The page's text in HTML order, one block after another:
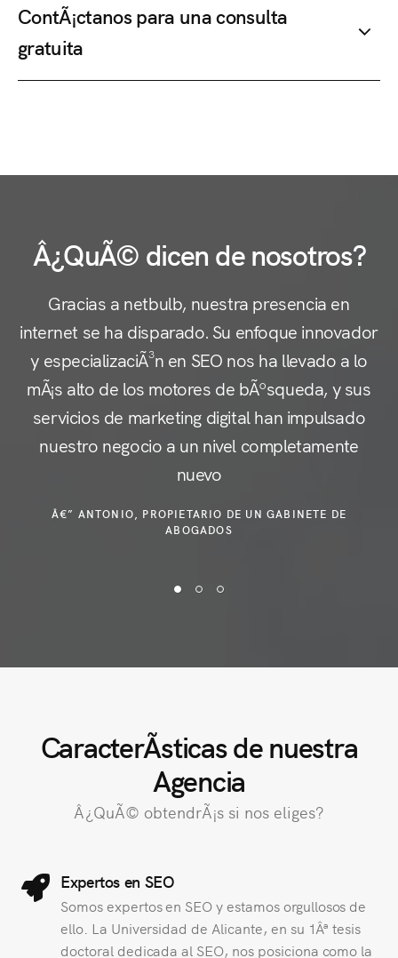
ContÃ¡ctanos para una consulta
gratuita
Â¿QuÃ© dicen de nosotros?
Gracias a netbulb, nuestra presencia en
internet se ha disparado. Su enfoque innovador
y especializaciÃ³n en SEO nos ha llevado a lo
mÃ¡s alto de los motores de bÃºsqueda, y sus
servicios de marketing digital han impulsado
nuestro negocio a un nivel completamente
nuevo
Â€” ANTONIO, PROPIETARIO DE UN GABINETE DE
ABOGADOS
CaracterÃ­sticas de nuestra
Agencia
Â¿QuÃ© obtendrÃ¡s si nos eliges?
Expertos en SEO
Somos expertos en SEO y estamos orgullosos de
ello. La Universidad de Alicante, en su 1Âª tesis
doctoral dedicada al SEO, nos posiciona como la